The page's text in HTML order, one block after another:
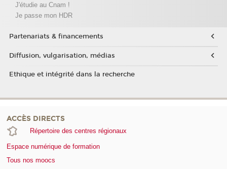
J'étudie au Cnam !
Je passe mon HDR
Partenariats & financements
Diffusion, vulgarisation, médias
Ethique et intégrité dans la recherche
ACCÈS DIRECTS
Répertoire des centres régionaux
Espace numérique de formation
Tous nos moocs